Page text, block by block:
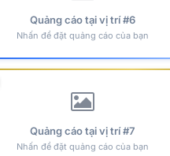
Quảng cáo tại vị trí #6
Nhấn để đặt quảng cáo của bạn
Quảng cáo tại vị trí #7
Nhấn để đặt quảng cáo của bạn